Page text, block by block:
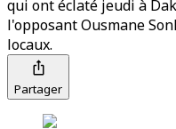
qui ont éclaté jeudi à
l'opposant Ousmane
locaux.
Partager